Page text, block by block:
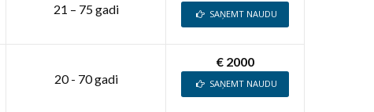
21 – 75 gadi SAŅEMT NAUDU
20 - 70 gadi
€ 2000
SAŅEMT NAUDU